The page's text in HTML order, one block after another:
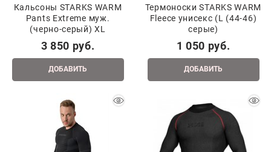
Кальсоны STARKS WARM
Pants Extreme муж.
(черно-серый) XL
3 850 руб.
ДОБАВИТЬ
Термоноски STARKS WARM
Fleece унисекс (L (44-46)
серые)
1 050 руб.
ДОБАВИТЬ